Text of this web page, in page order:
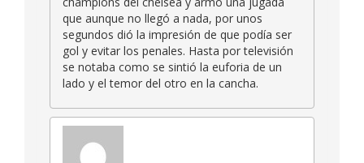
que aunque no llegó a nada, por unos
segundos dió la impresión de que podía ser
gol y evitar los penales. Hasta por televisión
se notaba como se sintió la euforia de un
lado y el temor del otro en la cancha.